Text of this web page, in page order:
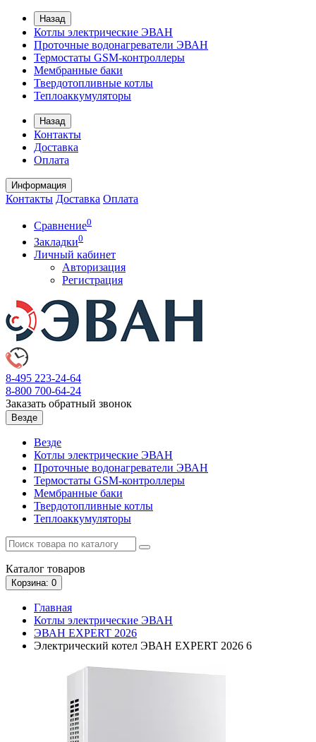
Назад
Котлы электрические ЭВАН
Проточные водонагреватели ЭВАН
Термостаты GSM-контроллеры
Мембранные баки
Твердотопливные котлы
Теплоаккумуляторы
Назад
Контакты
Доставка
Оплата
Информация
Контакты Доставка Оплата
Сравнение0
Закладки0
Личный кабинет
Авторизация
Регистрация
8-495 223-24-64
8-800 700-64-24
Заказать обратный звонок
Везде
Везде
Котлы электрические ЭВАН
Проточные водонагреватели ЭВАН
Термостаты GSM-контроллеры
Мембранные баки
Твердотопливные котлы
Теплоаккумуляторы
Каталог товаров
Корзина: 0
Главная
Котлы электрические ЭВАН
ЭВАН EXPERT 2026
Электрический котел ЭВАН EXPERT 2026 6